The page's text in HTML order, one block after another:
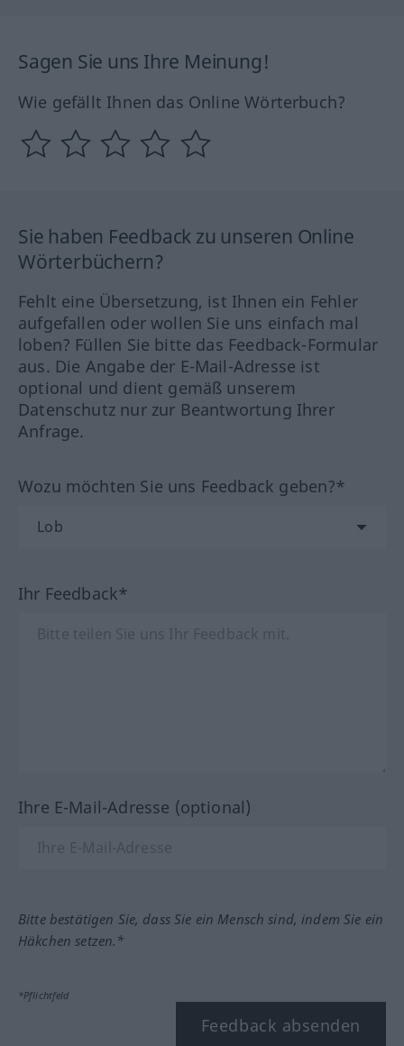
Sagen Sie uns Ihre Meinung!
Wie gefällt Ihnen das Online Wörterbuch?
Sie haben Feedback zu unseren Online
Wörterbüchern?
Fehlt eine Übersetzung, ist Ihnen ein Fehler
aufgefallen oder wollen Sie uns einfach mal
loben? Füllen Sie bitte das Feedback-Formular
aus. Die Angabe der E-Mail-Adresse ist
optional und dient gemäß unserem
Datenschutz nur zur Beantwortung Ihrer
Anfrage.
Wozu möchten Sie uns Feedback geben?*
Ihr Feedback*
Ihre E-Mail-Adresse (optional)
Bitte bestätigen Sie, dass Sie ein Mensch sind, indem Sie ein
Häkchen setzen.*
*Pflichtfeld
Feedback absenden